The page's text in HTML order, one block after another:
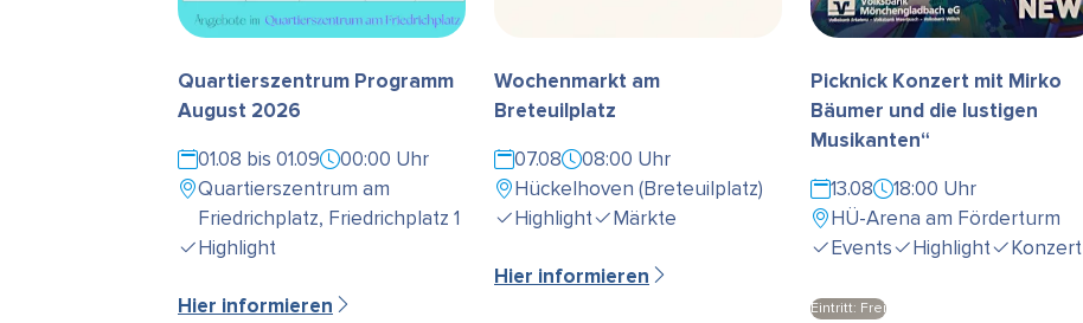
Quartierszentrum Programm
August 2026
01.08 bis 01.09
00:00 Uhr
Quartierszentrum am
Friedrichplatz, Friedrichplatz 1
Highlight
Hier informieren
Wochenmarkt am
Breteuilplatz
07.08
08:00 Uhr
Hückelhoven (Breteuilplatz)
Highlight
Märkte
Hier informieren
Picknick Konzert mit Mirko
Bäumer und die lustigen
Musikanten“
13.08
18:00 Uhr
HÜ-Arena am Förderturm
Events
Highlight Konzert
Eintritt: Frei